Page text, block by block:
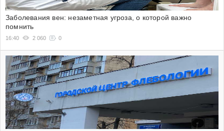
Заболевания вен: незаметная угроза, о которой важно
помнить
16:40 2 060 0